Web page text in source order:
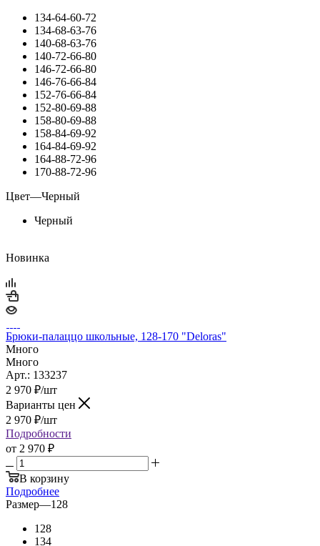
134-64-60-72
134-68-63-76
140-68-63-76
140-72-66-80
146-72-66-80
146-76-66-84
152-76-66-84
152-80-69-88
158-80-69-88
158-84-69-92
164-84-69-92
164-88-72-96
170-88-72-96
Цвет—Черный
Черный
Новинка
Брюки-палаццо школьные, 128-170 "Deloras"
Много
Много
Арт.: 133237
2 970 ₽/шт
Варианты цен
2 970 ₽/шт
Подробности
от 2 970 ₽
В корзину
Подробнее
Размер—128
128
134